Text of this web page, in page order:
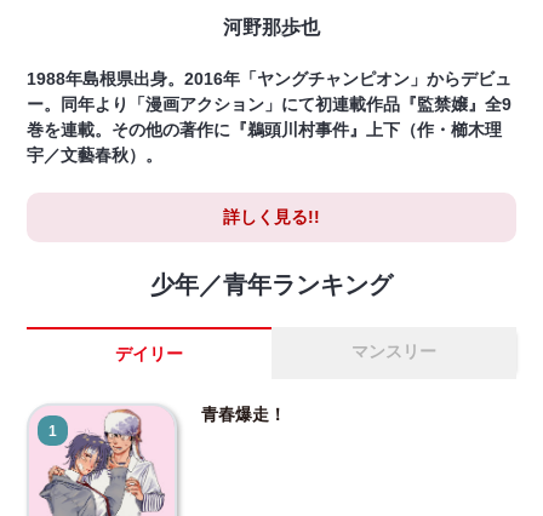
河野那歩也
1988年島根県出身。2016年「ヤングチャンピオン」からデビュ
ー。同年より「漫画アクション」にて初連載作品『監禁嬢』全9
巻を連載。その他の著作に『鵜頭川村事件』上下（作・櫛木理
宇／文藝春秋）。
詳しく見る!!
少年／青年ランキング
デイリー マンスリー
1
青春爆走！